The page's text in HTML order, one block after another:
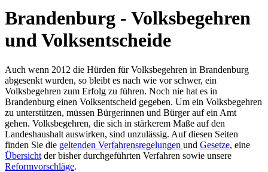
Brandenburg - Volksbegehren
und Volksentscheide
Auch wenn 2012 die Hürden für Volksbegehren in Brandenburg
abgesenkt wurden, so bleibt es nach wie vor schwer, ein
Volksbegehren zum Erfolg zu führen. Noch nie hat es in
Brandenburg einen Volksentscheid gegeben. Um ein Volksbegehren
zu unterstützen, müssen Bürgerinnen und Bürger auf ein Amt
gehen. Volksbegehren, die sich in stärkerem Maße auf den
Landeshaushalt auswirken, sind unzulässig. Auf diesen Seiten
finden Sie die geltenden Verfahrensregelungen und Gesetze, eine
Übersicht der bisher durchgeführten Verfahren sowie unsere
Reformvorschläge.